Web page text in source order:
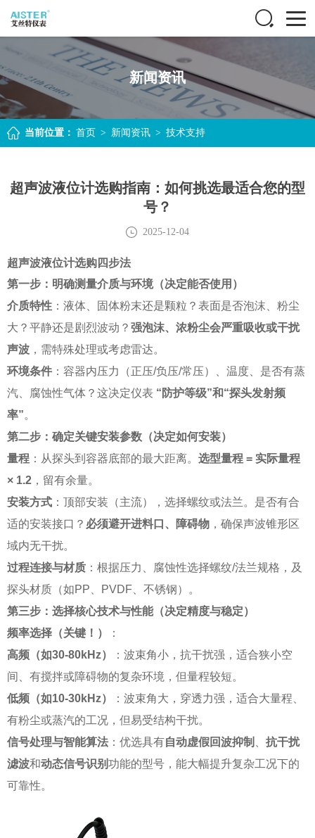
新闻资讯
当前位置： 首页 > 新闻资讯 > 技术支持
超声波液位计选购指南：如何挑选最适合您的型
号？
2025-12-04
超声波液位计选购四步法
第一步：明确测量介质与环境（决定能否使用）
介质特性 ：液体、固体粉末还是颗粒？表面是否泡沫、粉尘
大？平静还是剧烈波动？ 强泡沫、浓粉尘会严重吸收或干扰
声波 ，需特殊处理或考虑雷达。
环境条件 ：容器内压力（正压/负压/常压）、温度、是否有蒸
汽、腐蚀性气体？这决定仪表 “防护等级”和“探头发射频
率”。
第二步：确定关键安装参数（决定如何安装）
量程 ：从探头到容器底部的最大距离。 选型量程 = 实际量程
× 1.2 ，留有余量。
安装方式 ：顶部安装（主流），选择螺纹或法兰。是否有合
适的安装接口？ 必须避开进料口、障碍物 ，确保声波锥形区
域内无干扰。
过程连接与材质 ：根据压力、腐蚀性选择螺纹/法兰规格，及
探头材质（如PP、PVDF、不锈钢）。
第三步：选择核心技术与性能（决定精度与稳定）
频率选择（关键！）
：
高频（如30-80kHz）
：波束角小，抗干扰强，适合狭小空
间、有搅拌或障碍物的复杂环境，但量程较短。
低频（如10-30kHz）
：波束角大，穿透力强，适合大量程、
有粉尘或蒸汽的工况，但易受结构干扰。
信号处理与智能算法 ：优选具有自动虚假回波抑制
抗干扰
滤波和动态信号识别功能的型号，能大幅提升复杂工况下的
可靠性。